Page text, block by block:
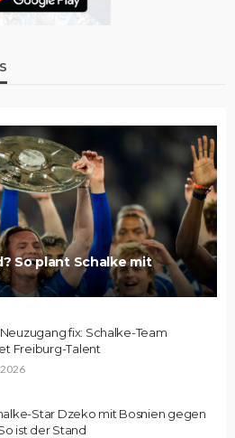
So plant Schalke mit
fix: Schalke-Team
Freiburg-Talent
Star Dzeko mit Bosnien gegen
ist der Stand